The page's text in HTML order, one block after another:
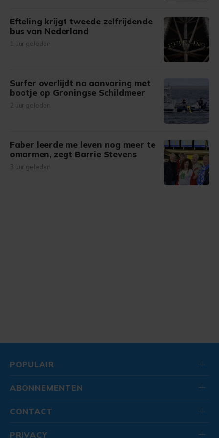
Efteling krijgt tweede zelfrijdende
bus van Nederland
1 uur geleden
Surfer overlijdt na aanvaring met
bootje op Groningse Schildmeer
2 uur geleden
Faber leerde me leven nog meer te
omarmen, zegt Barrie Stevens
3 uur geleden
POPULAIR
ABONNEMENTEN
CONTACT
PRIVACY